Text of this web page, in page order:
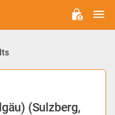
(Sulzberg,